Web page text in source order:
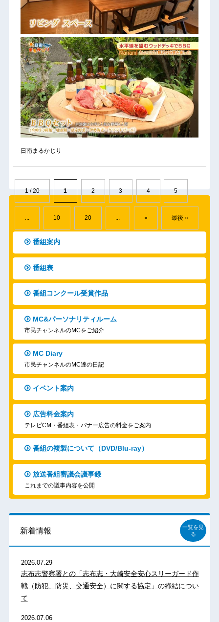
日南まるかじり
1 / 20 1 2 3 4 5
... 10 20 ... » 最後 »
番組案内
番組表
番組コンクール受賞作品
MC&パーソナリティルーム
市民チャンネルのMCをご紹介
MC Diary
市民チャンネルのMC達の日記
イベント案内
広告料金案内
テレビCM・番組表・バナー広告の料金をご案内
番組の複製について（DVD/Blu-ray）
放送番組審議会議事録
これまでの議事内容を公開
新着情報
一覧を見
る
2026.07.29
志布志警察署との「志布志・大崎安全安心スリーガード作
戦（防犯、防災、交通安全）に関する協定」の締結につい
て
2026.07.06